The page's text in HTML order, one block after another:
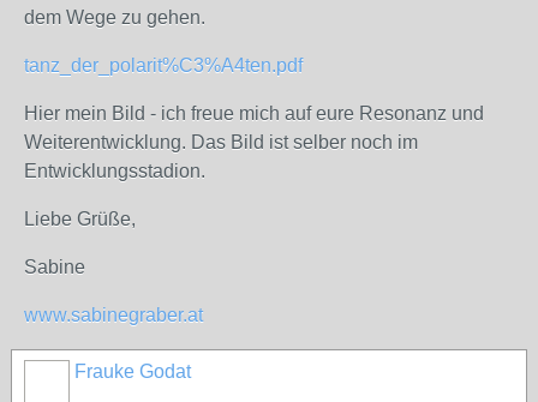
dem Wege zu gehen.
tanz_der_polarit%C3%A4ten.pdf
Hier mein Bild - ich freue mich auf eure Resonanz und
Weiterentwicklung. Das Bild ist selber noch im
Entwicklungsstadion.
Liebe Grüße,
Sabine
www.sabinegraber.at
Frauke Godat